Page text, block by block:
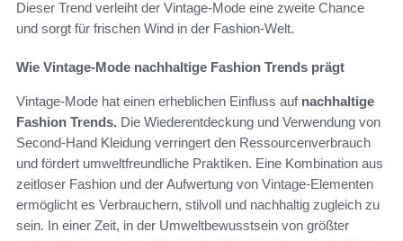
Dieser Trend verleiht der Vintage-Mode eine zweite Chance
und sorgt für frischen Wind in der Fashion-Welt.
Wie Vintage-Mode nachhaltige Fashion Trends prägt
Vintage-Mode hat einen erheblichen Einfluss auf nachhaltige
Fashion Trends. Die Wiederentdeckung und Verwendung von
Second-Hand Kleidung verringert den Ressourcenverbrauch
und fördert umweltfreundliche Praktiken. Eine Kombination aus
zeitloser Fashion und der Aufwertung von Vintage-Elementen
ermöglicht es Verbrauchern, stilvoll und nachhaltig zugleich zu
sein. In einer Zeit, in der Umweltbewusstsein von größter